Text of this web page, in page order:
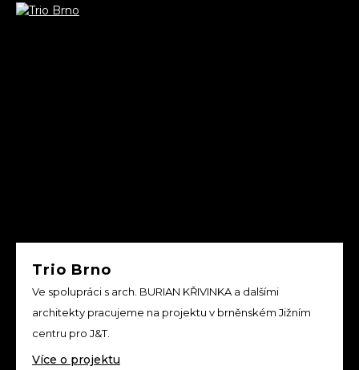
Trio Brno
Ve spolupráci s arch. BURIAN KŘIVINKA a dalšími
architekty pracujeme na projektu v brněnském Jižním
centru pro J&T.
Více o projektu